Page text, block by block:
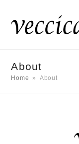
About
Home » About